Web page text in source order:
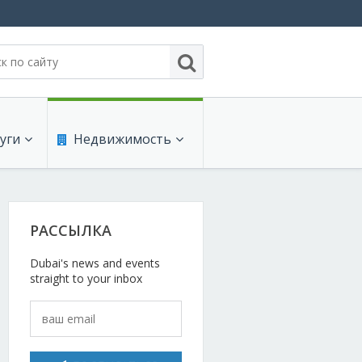
услуги
для офиса
Недвижимость
Сдают на длительный срок
Сдают на короткий срок
Проекты недвижимости
Обзоры и документы
РАССЫЛКА
Dubai's news and events
straight to your inbox